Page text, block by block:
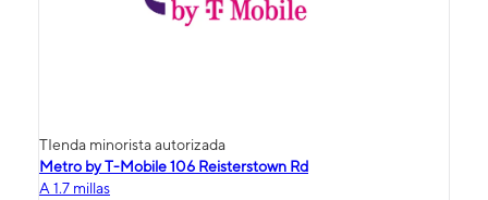
TIenda minorista autorizada
Metro by T-Mobile 106 Reisterstown Rd
A 1.7 millas